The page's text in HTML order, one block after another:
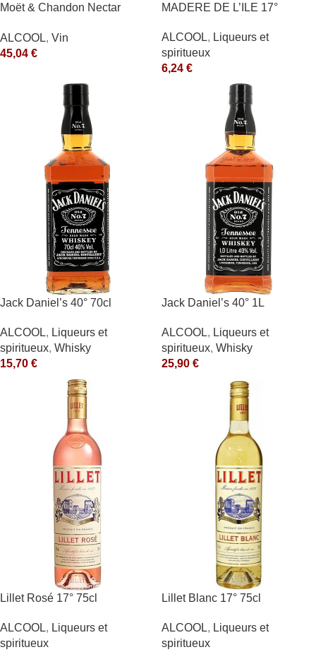
Moët & Chandon Nectar
Blanc
ALCOOL, Vin
45,04 €
MADERE DE L’ILE 17°
ALCOOL, Liqueurs et
spiritueux
6,24 €
Jack Daniel’s 40° 70cl
ALCOOL, Liqueurs et
spiritueux, Whisky
15,70 €
Jack Daniel’s 40° 1L
ALCOOL, Liqueurs et
spiritueux, Whisky
25,90 €
Lillet Rosé 17° 75cl
ALCOOL, Liqueurs et
spiritueux
Lillet Blanc 17° 75cl
ALCOOL, Liqueurs et
spiritueux